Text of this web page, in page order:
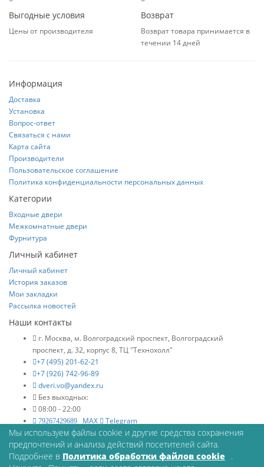
Выгодные условия
Цены от производителя
Возврат
Возврат товара принимается в
течении 14 дней
Информация
Доставка
Установка
Вопрос-ответ
Связаться с нами
Карта сайта
Производители
Пользовательское соглашение
Политика конфиденциальности персональных данных
Категории
Входные двери
Межкомнатные двери
Фурнитура
Личный кабинет
Личный кабинет
История заказов
Мои закладки
Рассылка новостей
Наши контакты
г. Москва, м. Волгоградский проспект, Волгоградский
проспект, д. 32, корпус 8, ТЦ "Технохолл"
+7 (495) 201-62-21
+7 (926) 742-96-89
dveri.vo@yandex.ru
Без выходных:
08:00 - 22:00
79267429689 MAX
Telegram
© Межкомнатные двери в интернет магазине Двериво
Принимаем к оплате:
Мы используем файлы cookie и другие средства сохранения
предпочтений и анализа действий посетителей сайта.
Подробнее в Политика обработки файлов cookie
.